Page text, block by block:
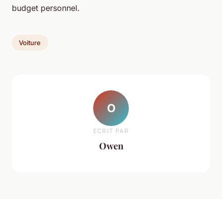
budget personnel.
Voiture
O
ECRIT PAR
Owen